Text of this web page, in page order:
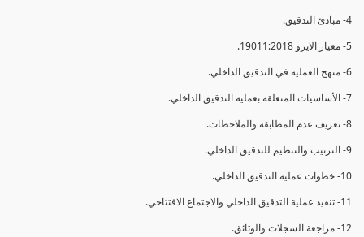
4- مبادئ التدقيق.
5- معيار الايزو 19011:2018.
6- منهج العملية في التدقيق الداخلي.
7- الأساسيات المتعلقة بعملية التدقيق الداخلي.
8- تعريف عدم المطابقة والملاحظات.
9- الترتيب والتنظيم للتدقيق الداخلي.
10- خطوات عملية التدقيق الداخلي.
11- تنفيذ عملية التدقيق الداخلي والاجتماع الافتتاحي.
12- مراجعة السجلات والوثائق.